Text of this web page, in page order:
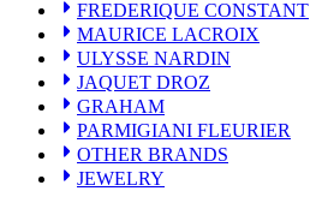
FREDERIQUE CONSTANT
MAURICE LACROIX
ULYSSE NARDIN
JAQUET DROZ
GRAHAM
PARMIGIANI FLEURIER
OTHER BRANDS
JEWELRY